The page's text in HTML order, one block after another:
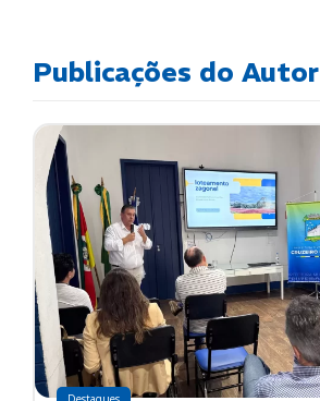
Publicações do Autor